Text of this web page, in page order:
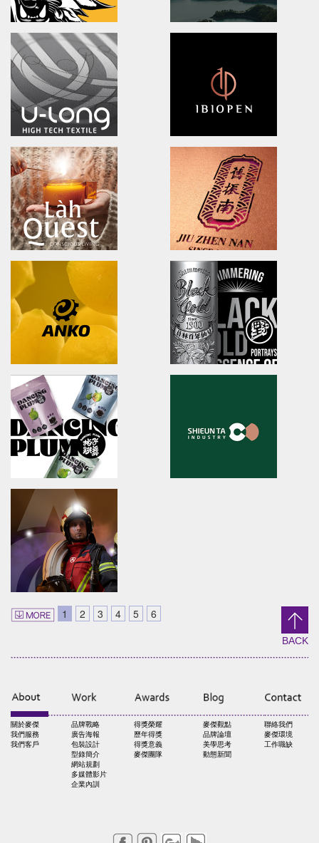
DOOVER
Brand Identity.Packaging.Logo design.
茶裡藏醫/品牌策略/包裝設計/品牌識別
logo Design/Packaging
黑橋牌黑豬秘饌/產品識別/包裝設
NA LIAN BADMINTON TEAM
brand identity/logo design
澄涼羽毛球隊/品牌識別形象策略
Ching Yuan tea
brand identity/logo design/
慈心淨源茶/品牌探索.識別/包裝設
U-long
brand identity/logo design/packaging
友良紡織/品牌識別/包裝設計/行銷規範
ibiopen
brand identity/logo design/
ibiopen/品牌識別/包裝設計/行銷
LahQuest
LahQuest
哈囉地球/品牌形象識別/減碳包裝策略/品牌定位舊振南/品牌識別規範手冊/品牌系
Anko
brand identity/logo design/packaging
安口食品機械/品牌識別/包裝設計/行銷規範
DANCING PLUM
brand identity/logo design/
SUPER ARMOR
SUPER ARMOR
開廣集團/SUPER ARMOR/品牌形象識別/產品拍
1 2 3 4 5 6
BACK
關於麥傑
我們服務
我們客戶
品牌戰略
廣告海報
包裝設計
型錄簡介
網站規劃
多媒體影片
企業內訓
得獎榮耀
歷年得獎
得獎意義
麥傑團隊
麥傑觀點
品牌論壇
美學思考
動態新聞
聯絡我們
麥傑環境
工作職缺